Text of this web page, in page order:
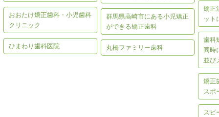
おおたけ矯正歯科・小児歯科
クリニック
ひまわり歯科医院
群馬県高崎市にある小児矯正
ができる矯正歯科
丸橋ファミリー歯科
矯正
ット
歯科
同時
並び
矯正
スポ
スピ